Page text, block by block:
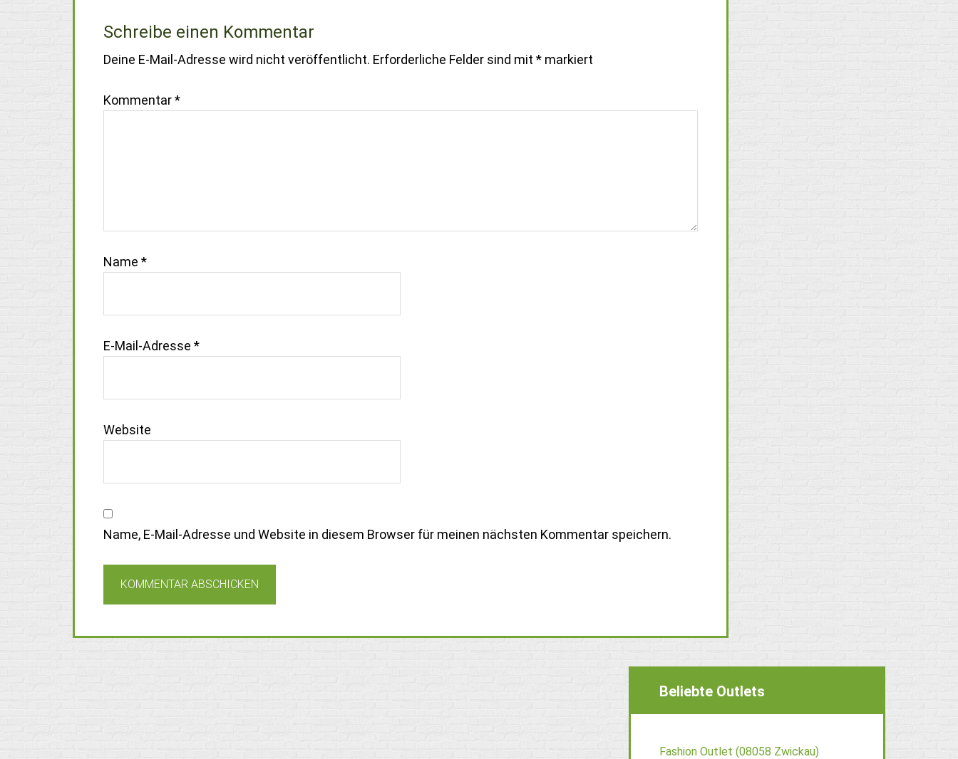
Schreibe einen Kommentar
Deine E-Mail-Adresse wird nicht veröffentlicht. Erforderliche Felder sind mit * markiert
Kommentar*
Name *
E-Mail-Adresse *
Website
Name, E-Mail-Adresse und Website in diesem Browser für meinen nächsten Kommentar speichern.
Beliebte Outlets
Fashion Outlet (08058 Zwickau)